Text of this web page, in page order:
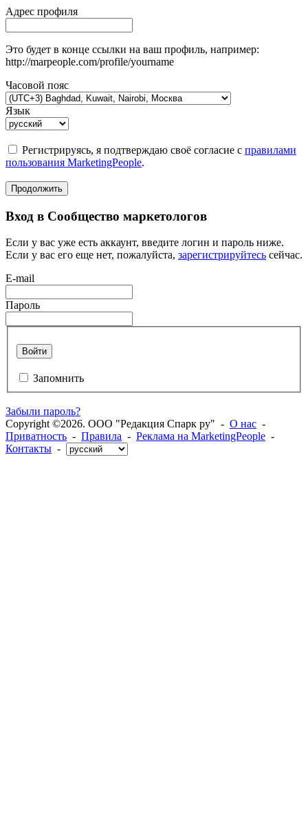
Адрес профиля
Это будет в конце ссылки на ваш профиль, например:
http://marpeople.com/profile/yourname
Часовой пояс
Язык
Регистрируясь, я подтверждаю своё согласие с правилами
пользования MarketingPeople.
Продолжить
Вход в Сообщество маркетологов
Если у вас уже есть аккаунт, введите логин и пароль ниже.
Если у вас его еще нет, пожалуйста, зарегистрируйтесь сейчас.
E-mail
Пароль
Войти
Запомнить
Забыли пароль?
Copyright ©2026. ООО "Редакция Спарк ру" - О нас -
Приватность - Правила - Реклама на MarketingPeople -
Контакты -